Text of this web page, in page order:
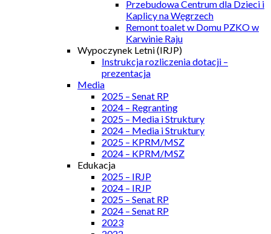
Przebudowa Centrum dla Dzieci i
Kaplicy na Węgrzech
Remont toalet w Domu PZKO w
Karwinie Raju
Wypoczynek Letni (IRJP)
Instrukcja rozliczenia dotacji –
prezentacja
Media
2025 – Senat RP
2024 – Regranting
2025 – Media i Struktury
2024 – Media i Struktury
2025 – KPRM/MSZ
2024 – KPRM/MSZ
Edukacja
2025 – IRJP
2024 – IRJP
2025 – Senat RP
2024 – Senat RP
2023